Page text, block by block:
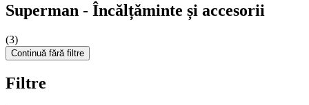
Superman - Încălțăminte și accesorii
(3)
Continuă fără filtre
Filtre